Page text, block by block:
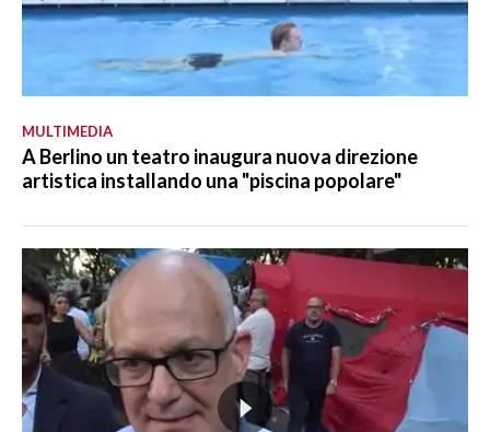
MULTIMEDIA
A Berlino un teatro inaugura nuova direzione
artistica installando una "piscina popolare"